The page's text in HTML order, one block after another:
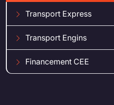
Transport Express
Transport Engins
Financement CEE